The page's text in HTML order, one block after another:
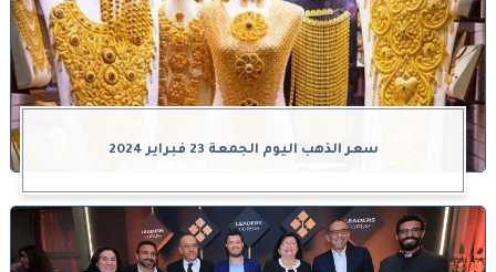
سعر الذهب اليوم الجمعة 23 فبراير 2024